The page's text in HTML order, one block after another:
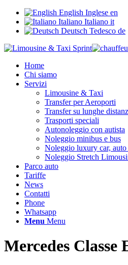
English Inglese en
Italiano Italiano it
Deutsch Tedesco de
Home
Chi siamo
Servizi
Limousine & Taxi
Transfer per Aeroporti
Transfer su lunghe
Trasporti speciali
Autonoleggio con autista
Noleggio minibus e bus
Noleggio luxury car, auto
Noleggio Stretch
Parco auto
Tariffe
News
Contatti
Phone
Whatsapp
Menu Menu
Mercedes Classe